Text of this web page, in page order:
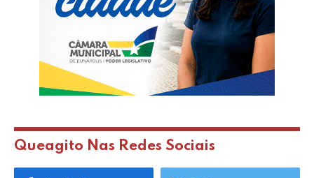
Queagito Nas Redes Sociais